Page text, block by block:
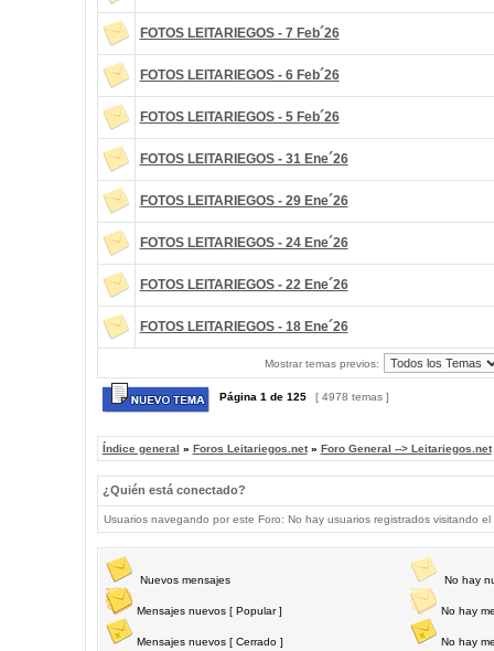
FOTOS LEITARIEGOS - 7 Feb´26
FOTOS LEITARIEGOS - 6 Feb´26
FOTOS LEITARIEGOS - 5 Feb´26
FOTOS LEITARIEGOS - 31 Ene´26
FOTOS LEITARIEGOS - 29 Ene´26
FOTOS LEITARIEGOS - 24 Ene´26
FOTOS LEITARIEGOS - 22 Ene´26
FOTOS LEITARIEGOS - 18 Ene´26
Mostrar temas previos:
Página 1 de 125 [ 4978 temas ]
Índice general » Foros Leitariegos.net» Foro General --> Leitariegos.net
¿Quién está conectado?
Usuarios navegando por este Foro: No hay usuarios registrados visitando
Nuevos mensajes
Mensajes nuevos [ Popular ]
Mensajes nuevos [ Cerrado ]
No hay
No hay
No hay